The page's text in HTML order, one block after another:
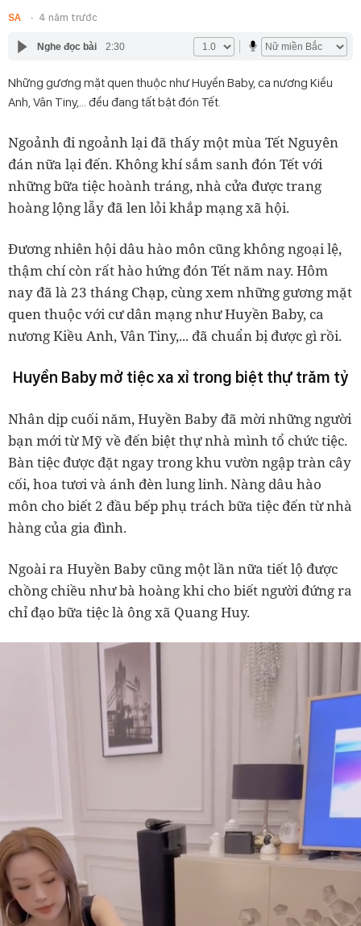
SA 4 năm trước
Nghe đọc bài 2:30
Những gương mặt quen thuộc như Huyền Baby, ca nương Kiều
Anh, Vân Tiny,... đều đang tất bật đón Tết.
Ngoảnh đi ngoảnh lại đã thấy một mùa Tết Nguyên
đán nữa lại đến. Không khí sắm sanh đón Tết với
những bữa tiệc hoành tráng, nhà cửa được trang
hoàng lộng lẫy đã len lỏi khắp mạng xã hội.
Đương nhiên hội dâu hào môn cũng không ngoại lệ,
thậm chí còn rất hào hứng đón Tết năm nay. Hôm
nay đã là 23 tháng Chạp, cùng xem những gương mặt
quen thuộc với cư dân mạng như Huyền Baby, ca
nương Kiều Anh, Vân Tiny,... đã chuẩn bị được gì rồi.
Huyền Baby mở tiệc xa xỉ trong biệt thự trăm tỷ
Nhân dịp cuối năm, Huyền Baby đã mời những người
bạn mới từ Mỹ về đến biệt thự nhà mình tổ chức tiệc.
Bàn tiệc được đặt ngay trong khu vườn ngập tràn cây
cối, hoa tươi và ánh đèn lung linh. Nàng dâu hào
môn cho biết 2 đầu bếp phụ trách bữa tiệc đến từ nhà
hàng của gia đình.
Ngoài ra Huyền Baby cũng một lần nữa tiết lộ được
chồng chiều như bà hoàng khi cho biết người đứng ra
chỉ đạo bữa tiệc là ông xã Quang Huy.